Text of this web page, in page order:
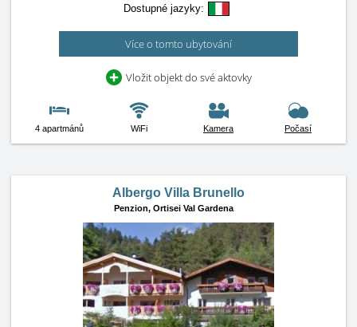
Dostupné jazyky:
Více o tomto ubytování
Vložit objekt do své aktovky
4 apartmánů WiFi Kamera Počasí
Albergo Villa Brunello
Penzion, Ortisei Val Gardena